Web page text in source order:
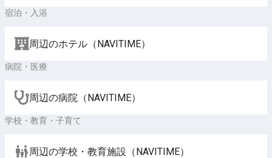
宿泊・入浴
周辺のホテル（NAVITIME）
病院・医療
周辺の病院（NAVITIME）
学校・教育・子育て
周辺の学校・教育施設（NAVITIME）